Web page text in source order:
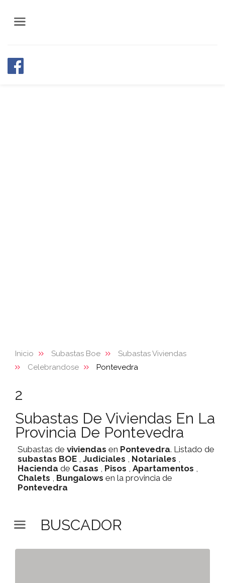
Inicio Subastas Boe
Subastas Viviendas
Celebrandose
Pontevedra
2
Subastas De Viviendas En La
Provincia De Pontevedra
Subastas de viviendas en Pontevedra. Listado de
subastas BOE , Judiciales , Notariales ,
Hacienda de Casas , Pisos , Apartamentos ,
Chalets , Bungalows en la provincia de
Pontevedra
BUSCADOR